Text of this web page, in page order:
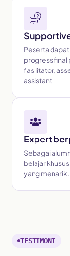
Peserta
progress final
fasilitator,
assistant.
Expert
Sebagai
belajar
yang menarik.
TESTIMONI